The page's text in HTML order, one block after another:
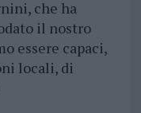
che ha
il nostro
essere capaci,
locali, di